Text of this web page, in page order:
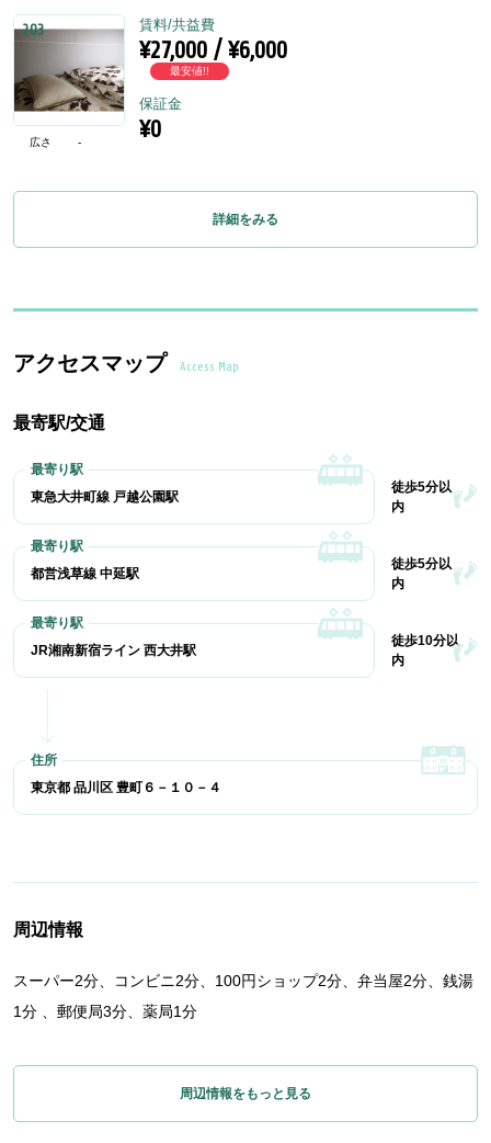
203
広さ -
賃料/共益費
¥27,000 / ¥6,000
最安値!!
保証金
¥0
詳細をみる
アクセスマップ Access Map
最寄駅/交通
東急大井町線 戸越公園駅
徒歩5分以
内
都営浅草線 中延駅
徒歩5分以
内
JR湘南新宿ライン 西大井駅
徒歩10分以
内
東京都 品川区 豊町６－１０－４
周辺情報
スーパー2分、コンビニ2分、100円ショップ2分、弁当屋2分、銭湯
1分 、郵便局3分、薬局1分
周辺情報をもっと見る